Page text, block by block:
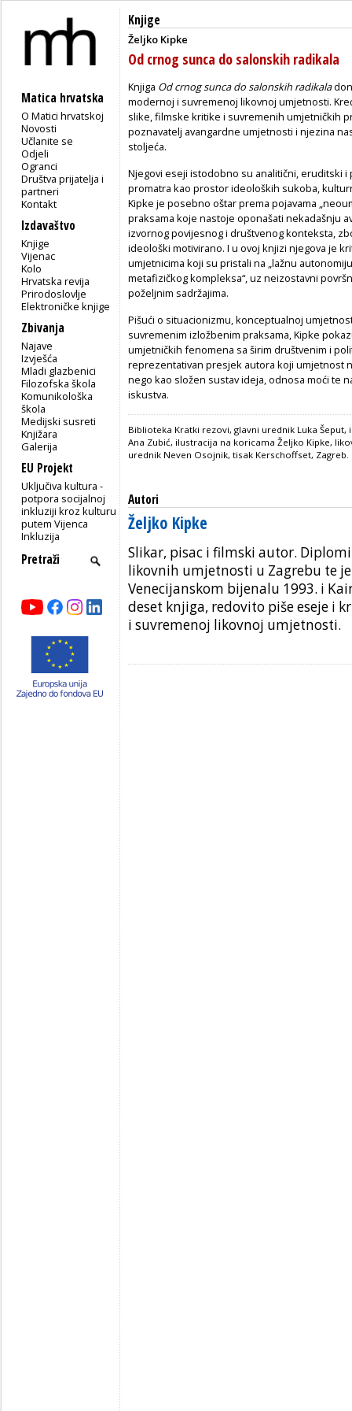
Matica hrvatska
O Matici hrvatskoj
Novosti
Učlanite se
Odjeli
Ogranci
Društva prijatelja i
partneri
Kontakt
Izdavaštvo
Knjige
Vijenac
Kolo
Hrvatska revija
Prirodoslovlje
Elektroničke knjige
Zbivanja
Najave
Izvješća
Mladi glazbenici
Filozofska škola
Komunikološka
škola
Medijski susreti
Knjižara
Galerija
EU Projekt
Uključiva kultura -
potpora socijalnoj
inkluziji kroz kulturu
putem Vijenca
Inkluzija
Knjige
Željko Kipke
Od crnog sunca do salonskih radikala
Knjiga Od crnog sunca do salonskih radikala
modernoj i suvremenoj likovnoj umjetnosti.
slike, filmske kritike i suvremenih umjetničkih
poznavatelj avangardne umjetnosti i njezina
stoljeća.
Njegovi eseji istodobno su analitični, eruditski
promatra kao prostor ideoloških sukoba,
Kipke je posebno oštar prema pojavama
praksama koje nastoje oponašati nekadašnju
izvornog povijesnog i društvenog konteksta,
ideološki motivirano. I u ovoj knjizi njegova je
umjetnicima koji su pristali na „lažnu
metafizičkog kompleksa“, uz neizostavni
poželjnim sadržajima.
Pišući o situacionizmu, konceptualnoj
suvremenim izložbenim praksama, Kipke
umjetničkih fenomena sa širim društvenim i
reprezentativan presjek autora koji umjetnost
nego kao složen sustav ideja, odnosa moći te
iskustva.
Biblioteka Kratki rezovi, glavni urednik Luka
Ana Zubić, ilustracija na koricama Željko Kipke,
urednik Neven Osojnik, tisak Kerschoffset, Zagreb.
Autori
Željko Kipke
Slikar, pisac i filmski autor.
likovnih umjetnosti u Zagrebu te
Venecijanskom bijenalu 1993. i
deset knjiga, redovito piše eseje i
i suvremenoj likovnoj umjetnosti.